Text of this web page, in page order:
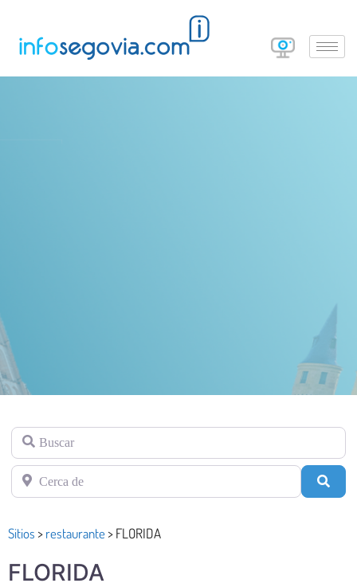
Buscar
Cerca de
Sitios >restaurante>FLORIDA
FLORIDA